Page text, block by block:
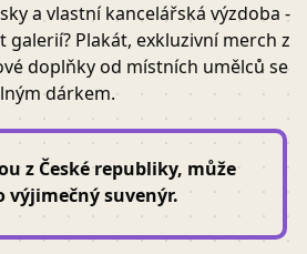
a vlastní kancelářská výzdoba -
Plakát, exkluzivní merch z
doplňky od místních umělců se
dárkem.
z České republiky, může
suvenýr.